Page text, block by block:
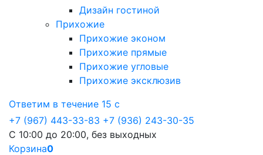
Дизайн гостиной
Прихожие
Прихожие эконом
Прихожие прямые
Прихожие угловые
Прихожие эксклюзив
Ответим в течение 15 с
+7 (967) 443-33-83 +7 (936) 243-30-35
С 10:00 до 20:00, без выходных
Корзина0